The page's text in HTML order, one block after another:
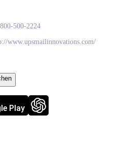
500-2224
www.upsmailinnovations.com/
Play